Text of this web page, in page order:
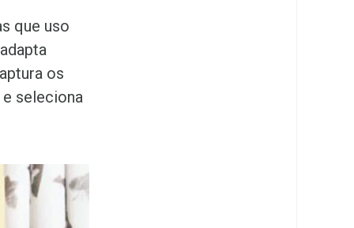
que uso
os
e seleciona